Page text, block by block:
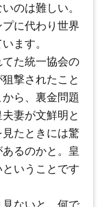
のは難しい。
に代わり世界
ます。
た統一協会の
撃されたこと
ら、裏金問題
妻が文鮮明と
たときには驚
るのかと。皇
いうことです
ないと。何で